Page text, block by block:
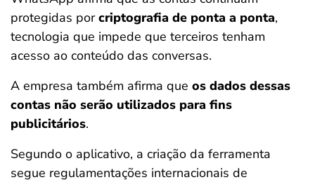
protegidas porcriptografia de ponta a ponta,
tecnologia que impede que terceiros tenham
acesso ao conteúdo das conversas.
A empresa também afirma que os dados dessas
contas não serão utilizados para fins
publicitários.
Segundo o aplicativo, a criação da ferramenta
segue regulamentações internacionais de